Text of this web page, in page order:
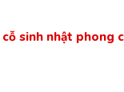
cỗ sinh nhật phong